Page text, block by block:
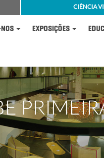
CIÊNCIA
EXPOSIÇÕES